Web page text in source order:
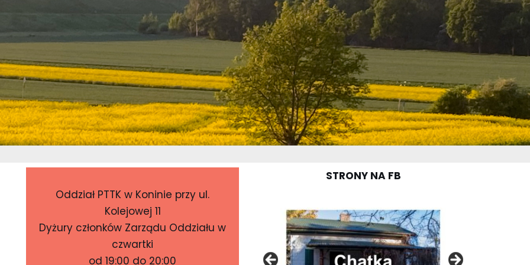
Oddział PTTK w Koninie przy ul.
Kolejowej 11
Dyżury członków Zarządu Oddziału w
czwartki
od 19:00 do 20:00
STRONY NA FB